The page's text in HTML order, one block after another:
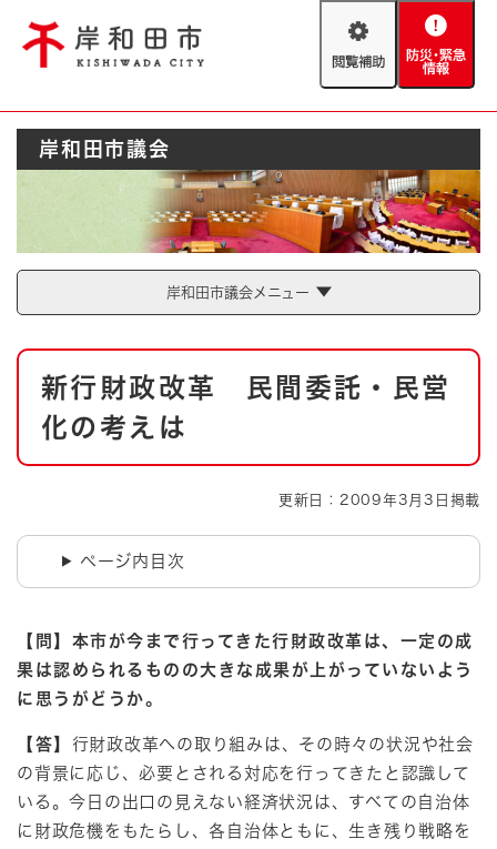
閲
助
防
緊
情
報
Foreign language
やさしい日本語
とじる
防災・緊急情報
ハザードマップ AED設置箇所
とじる
岸和田市議会
岸和田市議会メニュー
本
新行財政改革 民間委託・民営
化の考えは
更新日：2009年3月3日掲載
ページ内目次
【問】本市が今まで行ってきた行財政改革は、一定の成
果は認められるものの大きな成果が上がっていないよう
に思うがどうか。
【答】 行財政改革への取り組みは、その時々の状況や社会
の背景に応じ、必要とされる対応を行ってきたと認識して
いる。今日の出口の見えない経済状況は、すべての自治体
に財政危機をもたらし、各自治体ともに、生き残り戦略を